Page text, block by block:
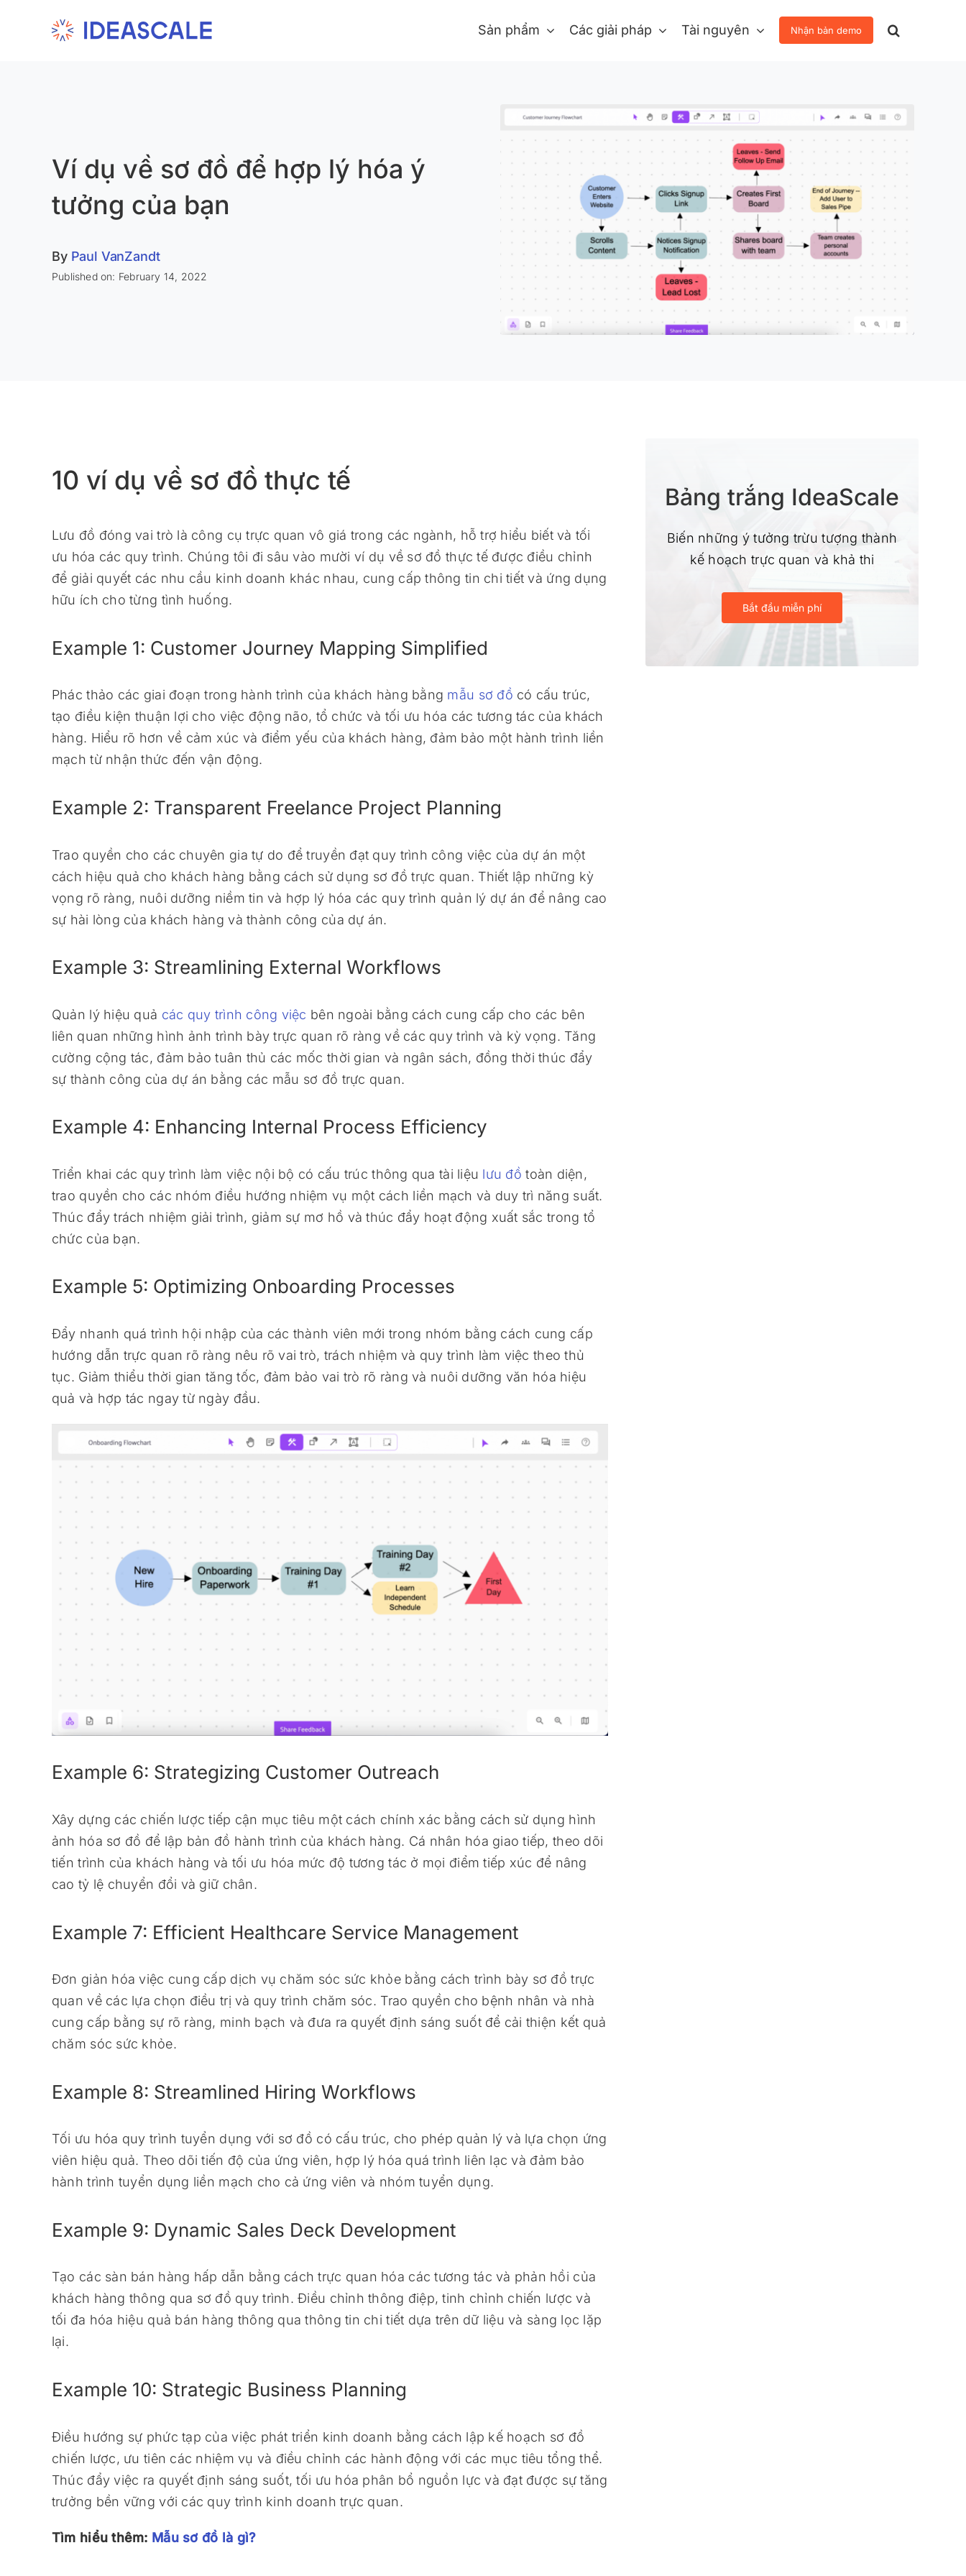
Sản phẩm Các giải pháp Tài nguyên Nhận bản demo
Ví dụ về sơ đồ để hợp lý hóa ý
tưởng của bạn
By Paul VanZandt
Published on: February 14, 2022
10 ví dụ về sơ đồ thực tế
Lưu đồ đóng vai trò là công cụ trực quan vô giá trong các ngành, hỗ trợ hiểu biết và tối
ưu hóa các quy trình. Chúng tôi đi sâu vào mười ví dụ về sơ đồ thực tế được điều chỉnh
để giải quyết các nhu cầu kinh doanh khác nhau, cung cấp thông tin chi tiết và ứng dụng
hữu ích cho từng tình huống.
Example 1: Customer Journey Mapping Simplified
Phác thảo các giai đoạn trong hành trình của khách hàng bằng mẫu sơ đồ có cấu trúc,
tạo điều kiện thuận lợi cho việc động não, tổ chức và tối ưu hóa các tương tác của khách
hàng. Hiểu rõ hơn về cảm xúc và điểm yếu của khách hàng, đảm bảo một hành trình liền
mạch từ nhận thức đến vận động.
Example 2: Transparent Freelance Project Planning
Trao quyền cho các chuyên gia tự do để truyền đạt quy trình công việc của dự án một
cách hiệu quả cho khách hàng bằng cách sử dụng sơ đồ trực quan. Thiết lập những kỳ
vọng rõ ràng, nuôi dưỡng niềm tin và hợp lý hóa các quy trình quản lý dự án để nâng cao
sự hài lòng của khách hàng và thành công của dự án.
Example 3: Streamlining External Workflows
Quản lý hiệu quả các quy trình công việc bên ngoài bằng cách cung cấp cho các bên
liên quan những hình ảnh trình bày trực quan rõ ràng về các quy trình và kỳ vọng. Tăng
cường cộng tác, đảm bảo tuân thủ các mốc thời gian và ngân sách, đồng thời thúc đẩy
sự thành công của dự án bằng các mẫu sơ đồ trực quan.
Example 4: Enhancing Internal Process Efficiency
Triển khai các quy trình làm việc nội bộ có cấu trúc thông qua tài liệu lưu đồ toàn diện,
trao quyền cho các nhóm điều hướng nhiệm vụ một cách liền mạch và duy trì năng suất.
Thúc đẩy trách nhiệm giải trình, giảm sự mơ hồ và thúc đẩy hoạt động xuất sắc trong tổ
chức của bạn.
Example 5: Optimizing Onboarding Processes
Đẩy nhanh quá trình hội nhập của các thành viên mới trong nhóm bằng cách cung cấp
hướng dẫn trực quan rõ ràng nêu rõ vai trò, trách nhiệm và quy trình làm việc theo thủ
tục. Giảm thiểu thời gian tăng tốc, đảm bảo vai trò rõ ràng và nuôi dưỡng văn hóa hiệu
quả và hợp tác ngay từ ngày đầu.
Example 6: Strategizing Customer Outreach
Xây dựng các chiến lược tiếp cận mục tiêu một cách chính xác bằng cách sử dụng hình
ảnh hóa sơ đồ để lập bản đồ hành trình của khách hàng. Cá nhân hóa giao tiếp, theo dõi
tiến trình của khách hàng và tối ưu hóa mức độ tương tác ở mọi điểm tiếp xúc để nâng
cao tỷ lệ chuyển đổi và giữ chân.
Example 7: Efficient Healthcare Service Management
Đơn giản hóa việc cung cấp dịch vụ chăm sóc sức khỏe bằng cách trình bày sơ đồ trực
quan về các lựa chọn điều trị và quy trình chăm sóc. Trao quyền cho bệnh nhân và nhà
cung cấp bằng sự rõ ràng, minh bạch và đưa ra quyết định sáng suốt để cải thiện kết quả
chăm sóc sức khỏe.
Example 8: Streamlined Hiring Workflows
Tối ưu hóa quy trình tuyển dụng với sơ đồ có cấu trúc, cho phép quản lý và lựa chọn ứng
viên hiệu quả. Theo dõi tiến độ của ứng viên, hợp lý hóa quá trình liên lạc và đảm bảo
hành trình tuyển dụng liền mạch cho cả ứng viên và nhóm tuyển dụng.
Example 9: Dynamic Sales Deck Development
Tạo các sàn bán hàng hấp dẫn bằng cách trực quan hóa các tương tác và phản hồi của
khách hàng thông qua sơ đồ quy trình. Điều chỉnh thông điệp, tinh chỉnh chiến lược và
tối đa hóa hiệu quả bán hàng thông qua thông tin chi tiết dựa trên dữ liệu và sàng lọc lặp
lại.
Example 10: Strategic Business Planning
Điều hướng sự phức tạp của việc phát triển kinh doanh bằng cách lập kế hoạch sơ đồ
chiến lược, ưu tiên các nhiệm vụ và điều chỉnh các hành động với các mục tiêu tổng thể.
Thúc đẩy việc ra quyết định sáng suốt, tối ưu hóa phân bổ nguồn lực và đạt được sự tăng
trưởng bền vững với các quy trình kinh doanh trực quan.
Tìm hiểu thêm: Mẫu sơ đồ là gì?
Bảng trắng IdeaScale
Biến những ý tưởng trừu tượng thành
kế hoạch trực quan và khả thi
Bắt đầu miễn phí